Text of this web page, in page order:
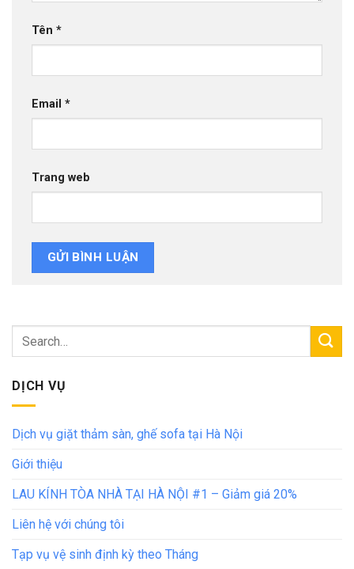
Tên *
Email *
Trang web
DỊCH VỤ
Dịch vụ giặt thảm sàn, ghế sofa tại Hà Nội
Giới thiệu
LAU KÍNH TÒA NHÀ TẠI HÀ NỘI #1 – Giảm giá 20%
Liên hệ với chúng tôi
Tạp vụ vệ sinh định kỳ theo Tháng